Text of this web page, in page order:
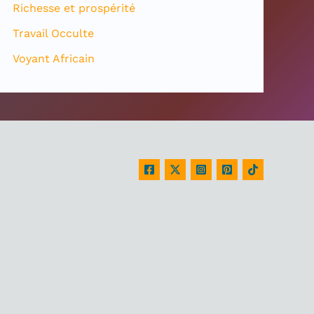
Richesse et prospérité
Travail Occulte
Voyant Africain